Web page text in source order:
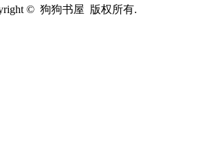
© 狗狗书屋 版权所有.